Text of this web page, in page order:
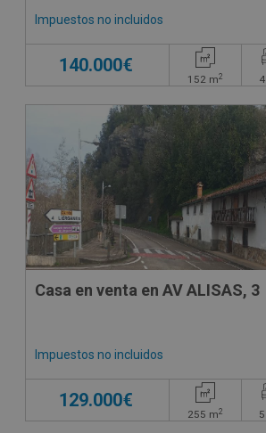
Impuestos no incluidos
140.000€
152 m2 4
Casa en venta en AV ALISAS, 3
Impuestos no incluidos
129.000€
255 m2 5